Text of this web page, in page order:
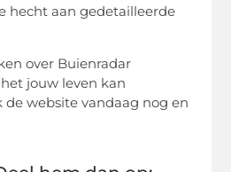
hecht aan gedetailleerde
over Buienradar
jouw leven kan
de website vandaag nog en